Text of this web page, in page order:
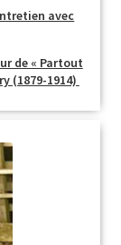
avec
de « Partout
(1879-1914)